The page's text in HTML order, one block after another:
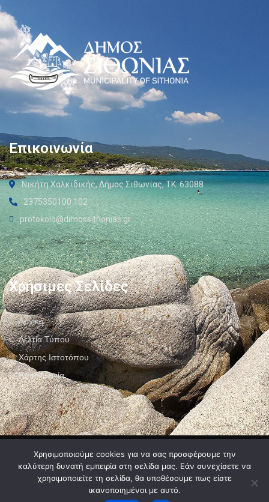
Επικοινωνία
Νικήτη Χαλκιδικής, Δήμος Σιθωνίας, ΤΚ: 63088
2375350100 102
protokolo@dimossithonias.gr
Χρήσιμες Σελίδες
Αρχική
Δελτία Τύπου
Χάρτης Ιστοτόπου
Επικοινωνία
Όροι Χρήσης
Χρησιμοποιούμε cookies για να σας προσφέρουμε την
καλύτερη δυνατή εμπειρία στη σελίδα μας. Εάν συνεχίσετε να
χρησιμοποιείτε τη σελίδα, θα υποθέσουμε πως είστε
ικανοποιημένοι με αυτό.